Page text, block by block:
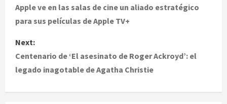
o
s
t
n
a
Apple ve en las salas de cine un aliado estratégico
para sus películas de Apple TV+
Next:
Centenario de ‘El asesinato de Roger Ackroyd’: el
legado inagotable de Agatha Christie